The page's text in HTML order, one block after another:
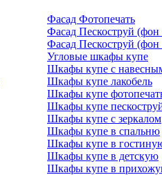
Фасад Фотопечать
Фасад Пескоструй (фон
Фасад Пескоструй
Угловые шкафы купе
Шкафы купе с
Шкафы купе лакобель
Шкафы купе
Шкафы купе
Шкафы купе с зеркалом
Шкафы купе в спальню
Шкафы купе в
Шкафы купе в детскую
Шкафы купе в